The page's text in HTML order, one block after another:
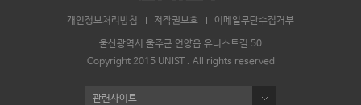
개인정보처리방침 저작권보호 이메일무단수집거부
울산광역시 울주군 언양읍 유니스트길 50
Copyright 2015 UNIST . All rights reserved
관련사이트